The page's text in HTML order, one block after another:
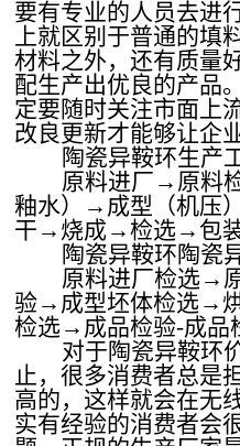
要有专业的人员去进
上就区别于普通的填
材料之外，还有质量
配生产出优良的产品
定要随时关注市面上
改良更新才能够让企
陶瓷异鞍环生产
原料进厂 →原料
釉水）→成型（机
干→烧成→检选→包
陶瓷异鞍环陶瓷
原料进厂检选 →
验→成型坯体检选→
检选→成品检验-成品
对于陶瓷异鞍环
止，很多消费者总是
高的，这样就会在无
实有经验的消费者会